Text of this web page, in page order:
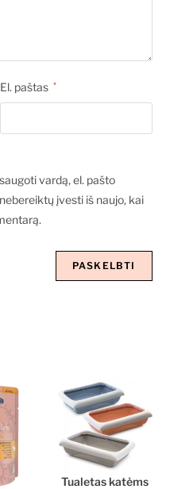
El. paštas *
vardą, el. pašto
įvesti iš naujo, kai
Tualetas katėms